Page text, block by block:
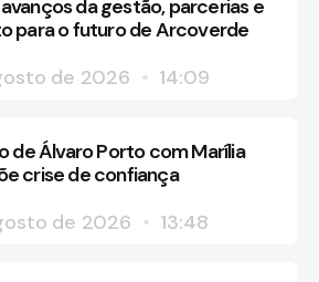
da gestão, parcerias e
para o futuro de Arcoverde
de 2026
14:09
de Álvaro Porto com Marília
crise de confiança
de 2026
13:48